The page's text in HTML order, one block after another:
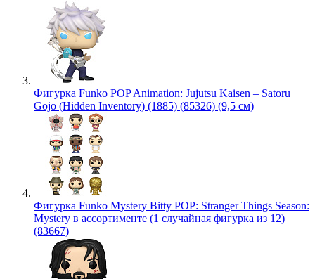
Фигурка Funko POP Animation: Jujutsu Kaisen – Satoru
Gojo (Hidden Inventory) (1885) (85326) (9,5 см)
Фигурка Funko Mystery Bitty POP: Stranger Things Season:
Mystery в ассортименте (1 случайная фигурка из 12)
(83667)